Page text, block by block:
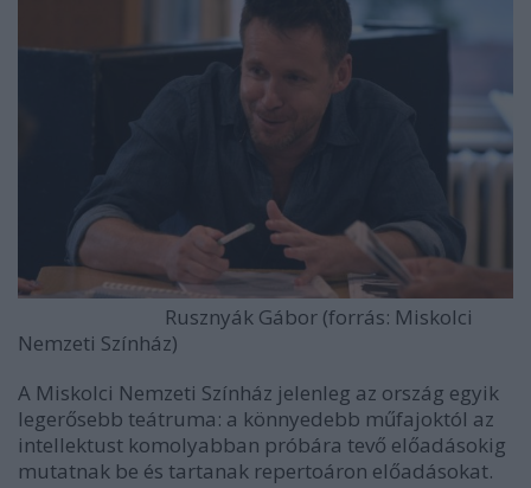
Rusznyák Gábor (forrás: Miskolci
Nemzeti Színház)
A Miskolci Nemzeti Színház jelenleg az ország egyik
legerősebb teátruma: a könnyedebb műfajoktól az
intellektust komolyabban próbára tevő előadásokig
mutatnak be és tartanak repertoáron előadásokat.